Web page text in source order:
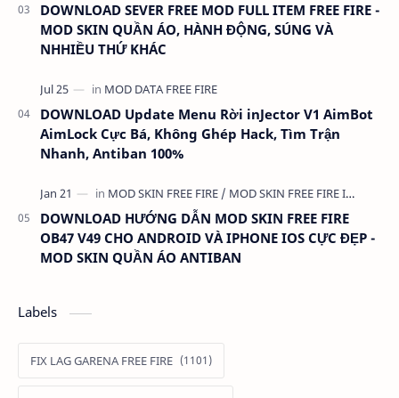
DOWNLOAD SEVER FREE MOD FULL ITEM FREE FIRE -
MOD SKIN QUẦN ÁO, HÀNH ĐỘNG, SÚNG VÀ
NHHIỀU THỨ KHÁC
DOWNLOAD Update Menu Rời inJector V1 AimBot
AimLock Cực Bá, Không Ghép Hack, Tìm Trận
Nhanh, Antiban 100%
DOWNLOAD HƯỚNG DẪN MOD SKIN FREE FIRE
OB47 V49 CHO ANDROID VÀ IPHONE IOS CỰC ĐẸP -
MOD SKIN QUẦN ÁO ANTIBAN
Labels
FIX LAG GARENA FREE FIRE